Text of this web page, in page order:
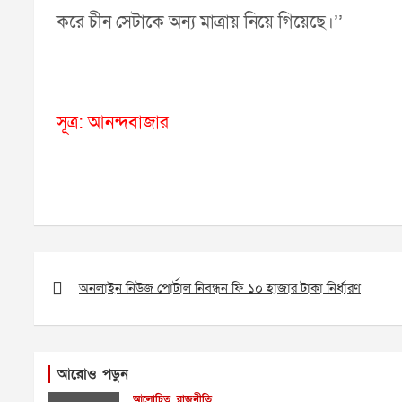
করে চীন সেটাকে অন্য মাত্রায় নিয়ে গিয়েছে।’’
সূত্র: আনন্দবাজার
navigation
অনলাইন নিউজ পোর্টাল নিবন্ধন ফি ১০ হাজার টাকা নির্ধারণ
আরোও পড়ুন